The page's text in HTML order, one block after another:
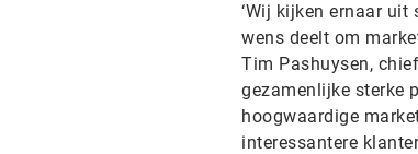
‘Wij kijken ernaar
wens deelt om
Tim Pashuysen,
gezamenlijke sterke
hoogwaardige
interessantere